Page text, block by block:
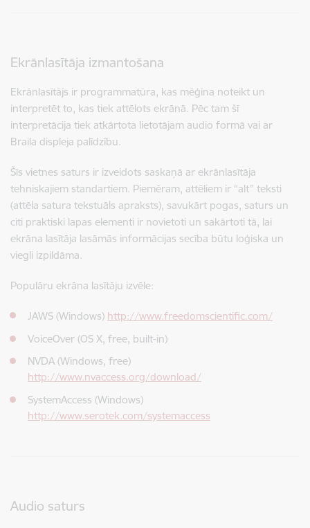
Ekrānlasītāja izmantošana
Ekrānlasītājs ir programmatūra, kas mēģina noteikt un
interpretēt to, kas tiek attēlots ekrānā. Pēc tam šī
interpretācija tiek atkārtota lietotājam audio formā vai ar
Braila displeja palīdzību.
Šīs vietnes saturs ir izveidots saskaņā ar ekrānlasītāja
tehniskajiem standartiem. Piemēram, attēliem ir “alt” teksti
(attēla satura tekstuāls apraksts), savukārt pogas, saturs un
citi praktiski lapas elementi ir novietoti un sakārtoti tā, lai
ekrāna lasītāja lasāmās informācijas secība būtu loģiska un
viegli izpildāma.
Populāru ekrāna lasītāju izvēle:
JAWS (Windows) http://www.freedomscientific.com/
VoiceOver (OS X, free, built-in)
NVDA (Windows, free)
http://www.nvaccess.org/download/
SystemAccess (Windows)
http://www.serotek.com/systemaccess
Audio saturs